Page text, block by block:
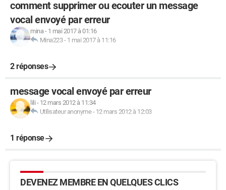
comment supprimer ou ecouter un message
vocal envoyé par erreur
mina- 1 mai 2017 à 01:16
Mina223- 1 mai 2017 à 11:16
2 réponses
message vocal envoyé par erreur
lili - 12 mars 2012 à 11:34
Utilisateur anonyme- 12 mars 2012 à 12:03
1 réponse
DEVENEZ MEMBRE EN QUELQUES CLICS